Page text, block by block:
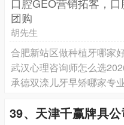
口腔GEO营销拓客，
团购
胡先生
合肥新站区做种植牙哪家
武汉心理咨询师怎么选
39、天津千赢牌具公